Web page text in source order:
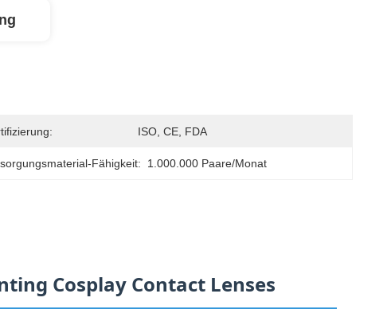
ISO, CE, FDA
Fähigkeit: 1.000.000 Paare/Monat
Cosplay Contact Lenses